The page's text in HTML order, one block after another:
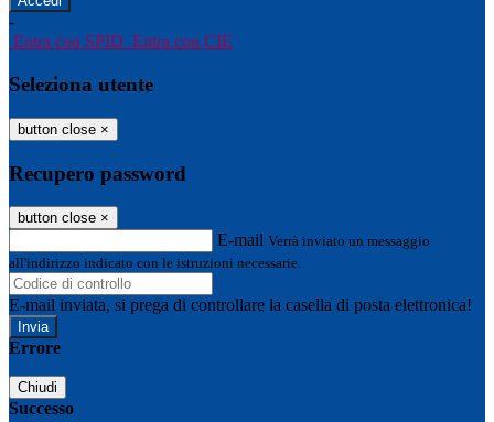
-
Entra con SPID Entra con CIE
Seleziona utente
button close ×
Recupero password
button close ×
E-mail Verrà inviato un messaggio
all'indirizzo indicato con le istruzioni necessarie.
E-mail inviata, si prega di controllare la casella di posta elettronica!
Errore
Chiudi
Successo